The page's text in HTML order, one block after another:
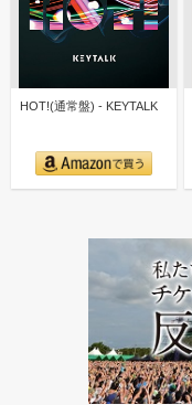
HOT!(通常盤) - KEYTALK